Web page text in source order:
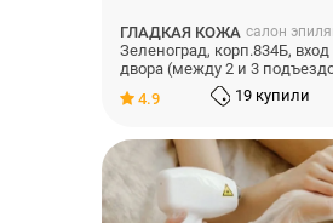
ГЛАДКАЯ КОЖА салон
Зеленоград, корп.834Б,
двора (между 2 и 3
4.9
19 купили